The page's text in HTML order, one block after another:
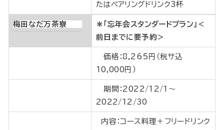
たはペアリングドリンク3杯
梅田なだ万茶寮
＊「忘年会スタンダードプラン」＜
前日までに要予約＞
価格：8,265円（税サ込
10,000円）
期間：2022/12/1～
2022/12/30
内容：コース料理＋フリードリンク